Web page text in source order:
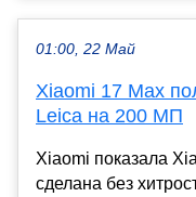
01:00, 22 Май
Xiaomi 17 Max
Leica на 200 МП
Xiaomi показала
сделана без